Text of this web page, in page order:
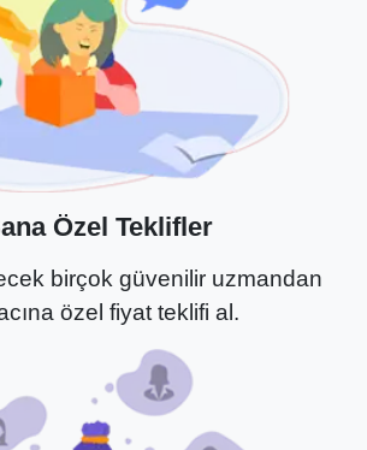
Özel Teklifler
birçok güvenilir uzmandan
özel fiyat teklifi al.